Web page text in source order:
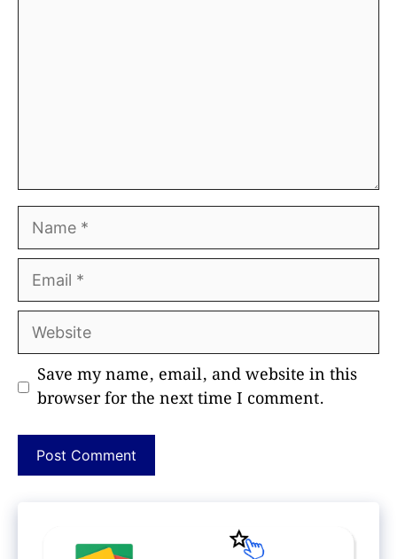
Name
Email
Website
Save my name, email, and website in this
browser for the next time I comment.